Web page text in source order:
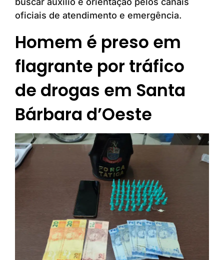
oficiais de atendimento e emergência.
Homem é preso em
flagrante por tráfico
de drogas em Santa
Bárbara d’Oeste